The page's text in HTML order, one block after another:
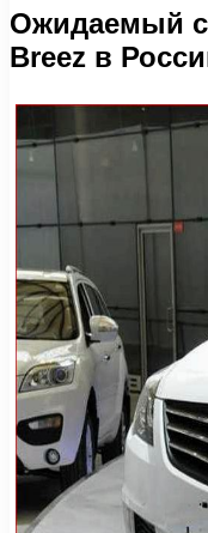
Ожидаемый
Breez в